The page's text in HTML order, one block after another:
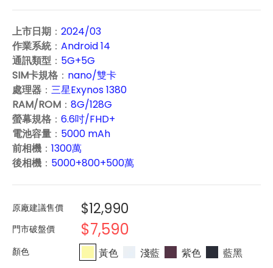
上市日期 ： 2024/03
作業系統： Android 14
通訊類型 ： 5G+5G
SIM卡規格 ： nano/雙卡
處理器 ： 三星Exynos 1380
RAM/ROM ： 8G/128G
螢幕規格 ： 6.6吋/FHD+
電池容量 ： 5000 mAh
前相機 ： 1300萬
後相機 ： 5000+800+500萬
原廠建議售價 $12,990
門市破盤價 $7,590
黃色 淺藍 紫色
藍黑